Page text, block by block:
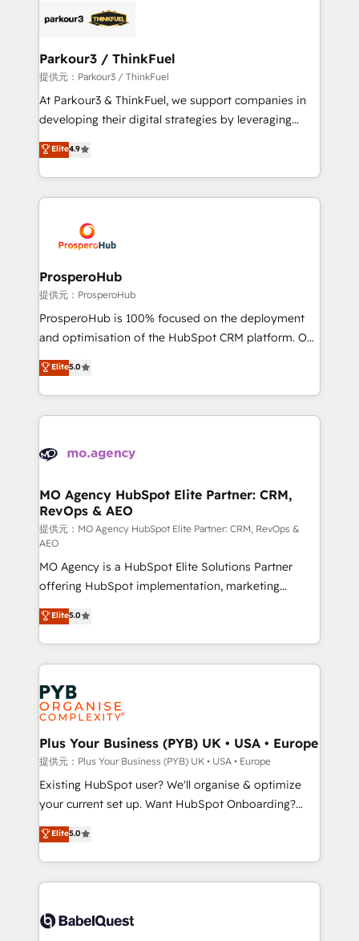
strategies that integrate data-driven marketing,
companies scale faster and smarter. 🔹 BOOMS:
Demand generation for all your buyers With BOOMS,
you invest in 100% of your buyers, accelerating your
growth and positioning yourself as an undisputed
transformation process A methodology designed to
implement HubSpot effectively and optimize your
record of business transformation, our growth-first
approach has helped brands dominate their
Parkour3 / ThinkFuel
提供元：Parkour3 / ThinkFuel
At Parkour3 & ThinkFuel, we support companies in
developing their digital strategies by leveraging
technologies and automating their marketing and
sales processes to generate growth. Our offer spans
from Strategy to Operations. We specialize in CRM
onboarding and implementation, web design, sales
extensive experience working with tech companies
and manufacturers since 2002, we are committed to
empowering our clients and developing their
autonomy. Get to grips with HubSpot through
guided implementation and seamless integration of
the CRM platform into your digital ecosystem. Would
marketing strategy? We'll provide support tailored
to your needs and sales objectives. With 125+
Accreditations. Based in Canada (coast to coast), our
services are offered in both English & French.
Elite4.9
ProsperoHub
提供元：ProsperoHub
ProsperoHub is 100% focused on the deployment
and optimisation of the HubSpot CRM platform. Our
highly experienced team of solutions experts will
ensure that you achieve maximum adoption and
ROI from your HubSpot investment. Use our
extensive HubSpot, sales, marketing, service and
HubSpot journey, design and implement your
infrastructure to life. Our collaborative approach
keeps you in control whilst we plan and support the
route to your revenue goals. We have successfully
supported over 500 organisations with HubSpot
implementation, optimisation, training, and
adoption assurance. Our tried and tested Roadmap
methodology will ensure that you receive the best
deployment experience possible. Whether you are
new to HubSpot or seeking to turn around a poor
install, our team have the change management
expertise to deliver the solutions you need.
Elite5.0
MO Agency HubSpot Elite Partner: CRM,
RevOps & AEO
提供元：MO Agency HubSpot Elite Partner: CRM, RevOps &
AEO
MO Agency is a HubSpot Elite Solutions Partner
offering HubSpot implementation, marketing
automation, CRM and RevOps consulting, data
architecture, sales enablement, lifecycle automation,
lead scoring and revenue reporting. HubSpot,
Salesforce and integrated enterprise stacks. Digital
Marketing, Answer Engine Optimisation, and
Generative Engine Optimisation (AI Search),
HubSpot Content Hub, WordPress development,
B2B SEO, paid media, and content. We work with
enterprise and growth-led companies across
technology, professional services, financial services
and industrial sectors. Offices in Johannesburg, Cape
implementations delivered. AI visibility coverage
across ChatGPT, Claude, Perplexity, Gemini and
Innovation HubSpot Impact Award - Platform
Migration Excellence HubSpot Impact Award -
Elite5.0
Plus Your Business (PYB) UK • USA • Europe
提供元：Plus Your Business (PYB) UK • USA • Europe
Existing HubSpot user? We'll organise & optimize
your current set up. Want HubSpot Onboarding?
We'll customise your CRM & automate your business
processes. Welcome to our Profile! We can help
with... • CRM implementation, reports & workflows,
and team training • CRM migration: Salesforce,
Custom API integrations & ERP systems inc. SAP and
Elite5.0